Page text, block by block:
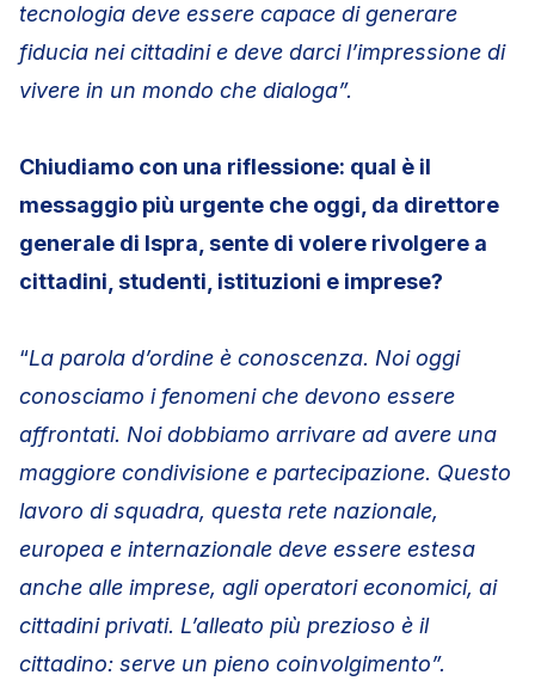
tecnologia deve essere capace di generare
fiducia nei cittadini e deve darci l’impressione di
vivere in un mondo che dialoga”.
Chiudiamo con una riflessione: qual è il
messaggio più urgente che oggi, da direttore
generale di Ispra, sente di volere rivolgere a
cittadini, studenti, istituzioni e imprese?
“La parola d’ordine è conoscenza. Noi oggi
conosciamo i fenomeni che devono essere
affrontati. Noi dobbiamo arrivare ad avere una
maggiore condivisione e partecipazione. Questo
lavoro di squadra, questa rete nazionale,
europea e internazionale deve essere estesa
anche alle imprese, agli operatori economici, ai
cittadini privati. L’alleato più prezioso è il
cittadino: serve un pieno coinvolgimento”.